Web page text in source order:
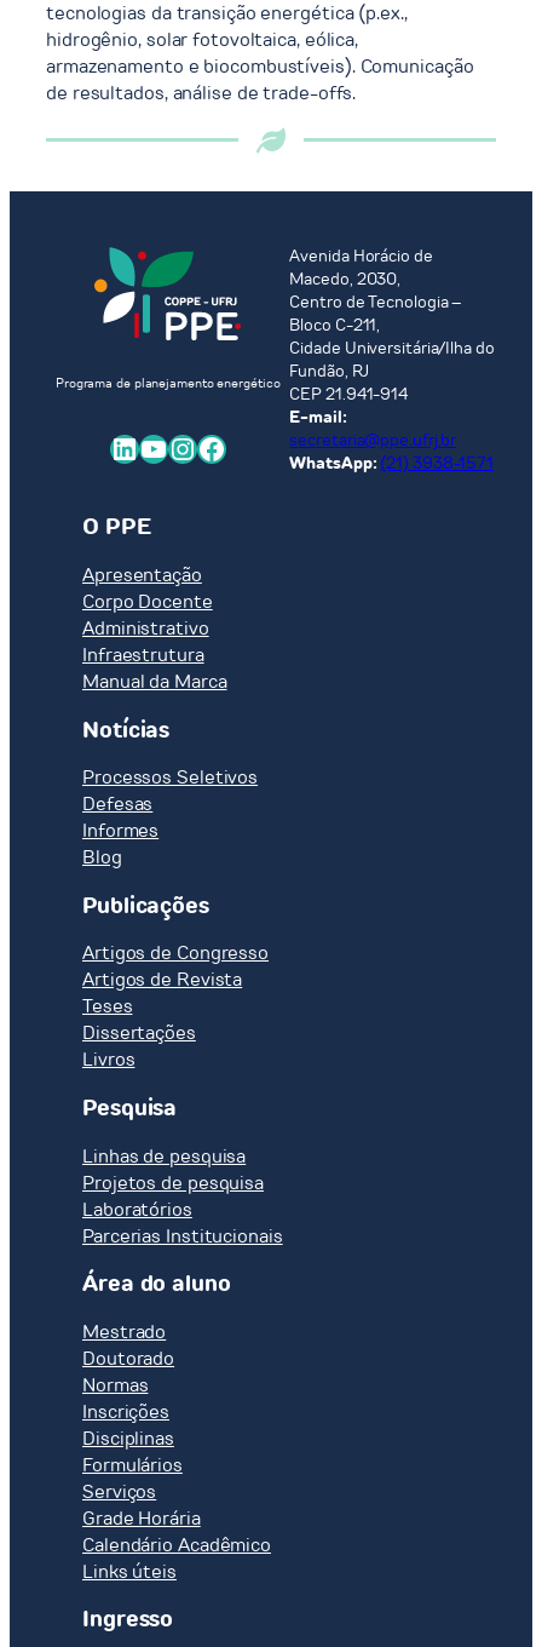
tecnologias da transição energética (p.ex.,
hidrogênio, solar fotovoltaica, eólica,
armazenamento e biocombustíveis). Comunicação
de resultados, análise de trade-offs.
Programa de planejamento energético
LinkedIn Youtube InstagramFacebook
Avenida Horácio de
Macedo, 2030,
Centro de Tecnologia –
Bloco C-211,
Cidade Universitária/Ilha do
Fundão, RJ
CEP 21.941-914
E-mail:
secretaria@ppe.ufrj.br
WhatsApp: (21) 3938-1571
O PPE
Apresentação
Corpo Docente
Administrativo
Infraestrutura
Manual da Marca
Notícias
Processos Seletivos
Defesas
Informes
Blog
Publicações
Artigos de Congresso
Artigos de Revista
Teses
Dissertações
Livros
Pesquisa
Linhas de pesquisa
Projetos de pesquisa
Laboratórios
Parcerias Institucionais
Área do aluno
Mestrado
Doutorado
Normas
Inscrições
Disciplinas
Formulários
Serviços
Grade Horária
Calendário Acadêmico
Links úteis
Ingresso